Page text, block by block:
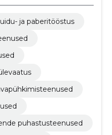
ja paberitööstus
puhastusteenused